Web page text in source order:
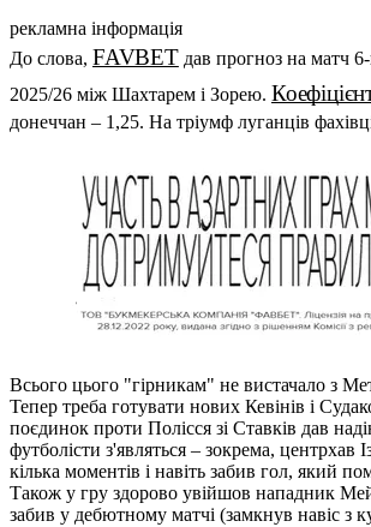
рекламна інформація
До слова, FAVBETдав прогноз на матч
2025/26 між Шахтарем і Зорею.
донеччан – 1,25. На тріумф луганців
Всього цього "гірникам" не вистачало з
Тепер треба готувати нових Кевінів і
поєдинок проти Полісся зі Ставків дав
футболісти з'являться – зокрема, центрхав
кілька моментів і навіть забив гол, який
Також у гру здорово увійшов нападник
забив у дебютному матчі (замкнув навіс з